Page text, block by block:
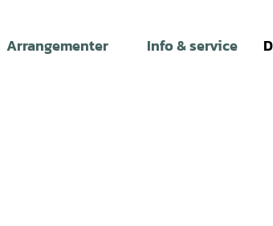
Arrangementer Info & service